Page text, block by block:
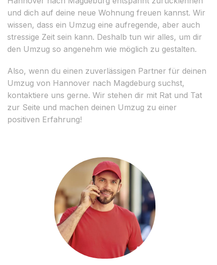
und dich auf deine neue Wohnung freuen kannst. Wir
wissen, dass ein Umzug eine aufregende, aber auch
stressige Zeit sein kann. Deshalb tun wir alles, um dir
den Umzug so angenehm wie möglich zu gestalten.
Also, wenn du einen zuverlässigen Partner für deinen
Umzug von Hannover nach Magdeburg suchst,
kontaktiere uns gerne. Wir stehen dir mit Rat und Tat
zur Seite und machen deinen Umzug zu einer
positiven Erfahrung!